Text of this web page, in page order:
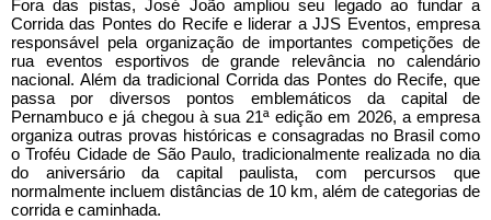
Fora das pistas, José João ampliou seu legado ao fundar a
Corrida das Pontes do Recife e liderar a JJS Eventos, empresa
responsável pela organização de importantes competições de
rua eventos esportivos de grande relevância no calendário
nacional. Além da tradicional Corrida das Pontes do Recife, que
passa por diversos pontos emblemáticos da capital de
Pernambuco e já chegou à sua 21ª edição em 2026, a empresa
organiza outras provas históricas e consagradas no Brasil como
o Troféu Cidade de São Paulo, tradicionalmente realizada no dia
do aniversário da capital paulista, com percursos que
normalmente incluem distâncias de 10 km, além de categorias de
corrida e caminhada.